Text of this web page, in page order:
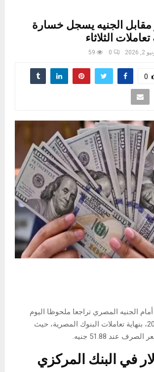
مقابل الجنيه يسجل خسارة
الثلاثاء
2, 2026
0
59
0
الجنيه المصري تراجعا ملحوظا اليوم
الثلاثاء 2 يونيو 2026، بنهاية تعاملات البنوك المصرية، حيث
عند 51.88 جنيه.
في البنك المركزي